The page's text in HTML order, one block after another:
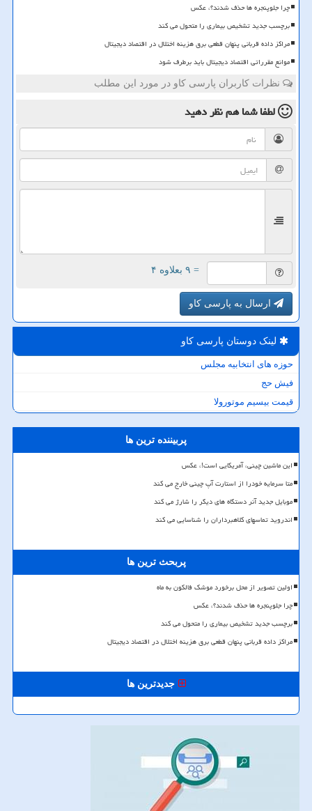
چرا جلوپنجره ها حذف شدند؟، عکس
برچسب جدید تشخیص بیماری را متحول می کند
مراکز داده قربانی پنهان قطعی برق هزینه اختلال در اقتصاد دیجیتال
موانع مقرراتی اقتصاد دیجیتال باید برطرف شود
نظرات کاربران پارسی کاو در مورد این مطلب
لطفا شما همنظر دهید
= ۹ بعلاوه ۴
ارسال به پارسی کاو
لینک دوستان پارسی كاو
حوزه های انتخابیه مجلس
فیش حج
قیمت بیسیم موتورولا
پربیننده ترین ها
این ماشین چینی، آمریکایی است!، عکس
متا سرمایه خودرا از استارت آپ چینی خارج می کند
موبایل جدید آنر دستگاه های دیگر را شارژ می کند
اندروید تماسهای کلاهبرداران را شناسایی می کند
پربحث ترین ها
اولین تصویر از محل برخورد موشک فالکون به ماه
چرا جلوپنجره ها حذف شدند؟، عکس
برچسب جدید تشخیص بیماری را متحول می کند
مراکز داده قربانی پنهان قطعی برق هزینه اختلال در اقتصاد دیجیتال
جدیدترین ها